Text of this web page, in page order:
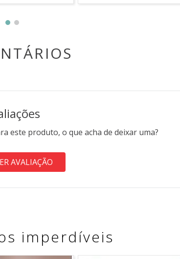
este produto, o que acha de deixar uma?
AVALIAÇÃO
imperdíveis